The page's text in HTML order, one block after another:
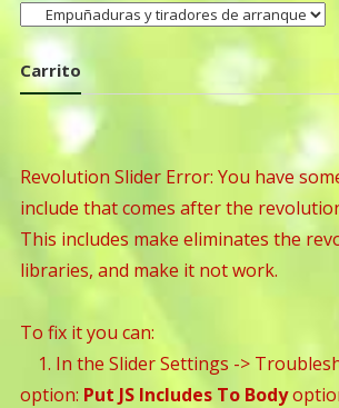
Carrito
Revolution Slider Error: You have
include that comes after the
This includes make eliminates the
libraries, and make it not work.
To fix it you can:
1. In the Slider Settings ->
option: Put JS Includes To Body